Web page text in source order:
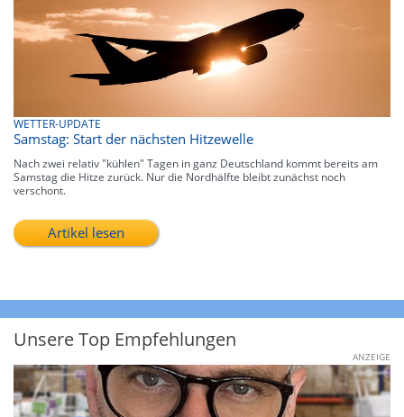
WETTER-UPDATE
Samstag: Start der nächsten Hitzewelle
Nach zwei relativ "kühlen" Tagen in ganz Deutschland kommt bereits am
Samstag die Hitze zurück. Nur die Nordhälfte bleibt zunächst noch
verschont.
Artikel lesen
Unsere Top Empfehlungen
ANZEIGE